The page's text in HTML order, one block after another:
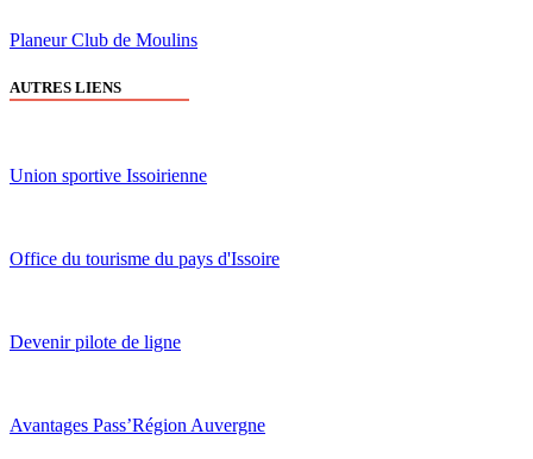
Planeur Club de Moulins
AUTRES LIENS
Union sportive Issoirienne
Office du tourisme du pays d'Issoire
Devenir pilote de ligne
Avantages Pass’Région Auvergne